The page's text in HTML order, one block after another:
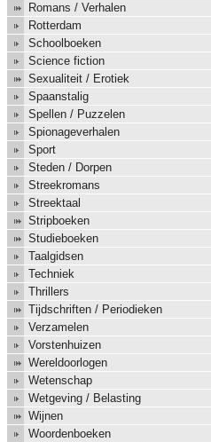
Romans / Verhalen
Rotterdam
Schoolboeken
Science fiction
Sexualiteit / Erotiek
Spaanstalig
Spellen / Puzzelen
Spionageverhalen
Sport
Steden / Dorpen
Streekromans
Streektaal
Stripboeken
Studieboeken
Taalgidsen
Techniek
Thrillers
Tijdschriften / Periodieken
Verzamelen
Vorstenhuizen
Wereldoorlogen
Wetenschap
Wetgeving / Belasting
Wijnen
Woordenboeken